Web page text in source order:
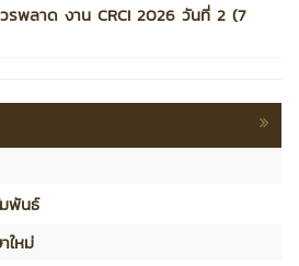
รพลาด งาน CRCI 2026 วันที่ 2 (7
พันธ์
ใหม่